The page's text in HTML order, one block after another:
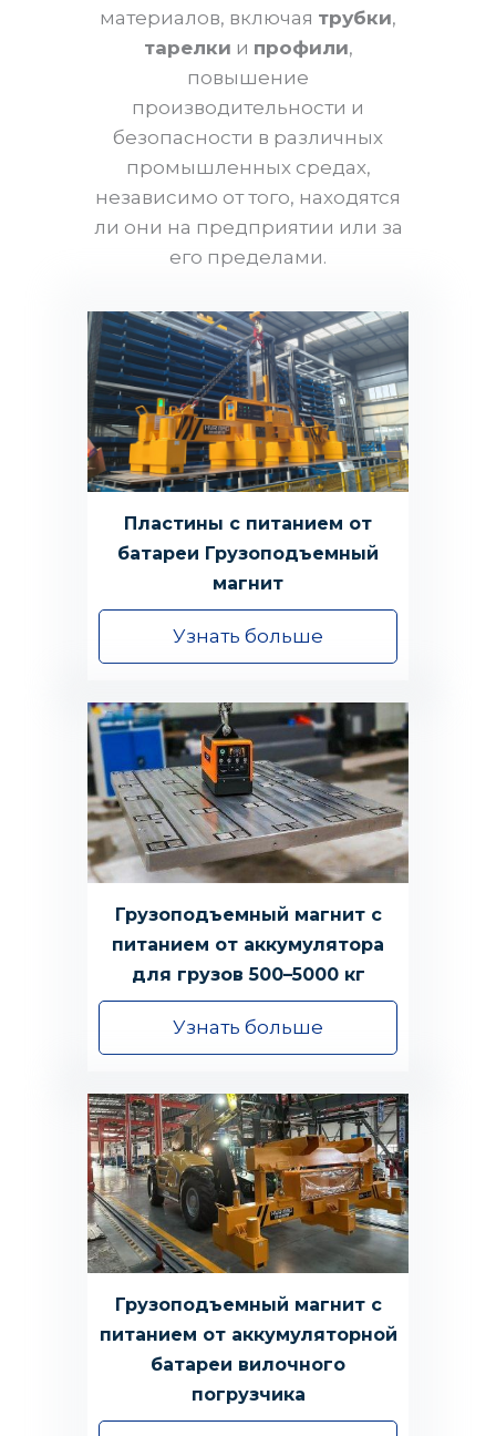
материалов, включая трубки,
тарелки и профили,
повышение
производительности и
безопасности в различных
промышленных средах,
независимо от того, находятся
ли они на предприятии или за
его пределами.
Пластины с питанием от
батареи Грузоподъемный
магнит
Узнать больше
Грузоподъемный магнит с
питанием от аккумулятора
для грузов 500–5000 кг
Узнать больше
Грузоподъемный магнит с
питанием от аккумуляторной
батареи вилочного
погрузчика